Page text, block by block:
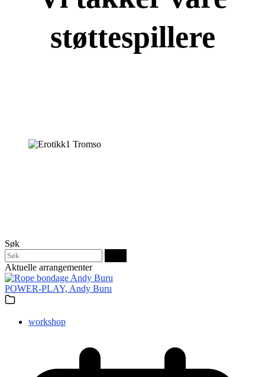
støttespillere
Søk
Aktuelle arrangementer
POWER-PLAY, Andy Buru
workshop